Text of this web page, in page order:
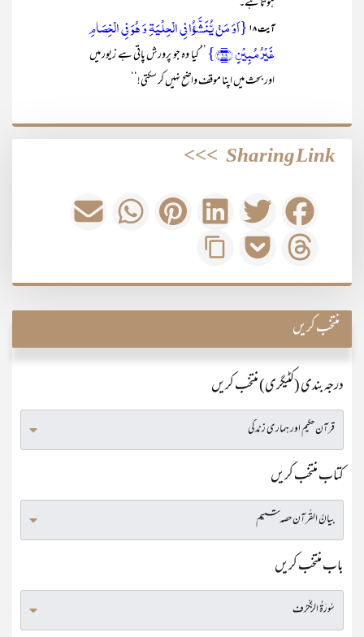
آیت ۱۸
{اَوَ مَنۡ یُّنَشَّؤُا فِی الۡحِلۡیَۃِ وَ ہُوَ فِی الۡخِصَامِ
غَیۡرُ مُبِیۡنٍ ﴿۱۸﴾}
’’ کیا وہ جو پرورش پاتی ہے زیور میں
اور بحث میں اپنا موقف واضح نہیں کر سکتی!‘‘
Sharing Link
>>>
منتخب کریں
درجہ بندی (کٹیگری) منتخب کریں
کتاب منتخب کریں
باب منتخب کریں